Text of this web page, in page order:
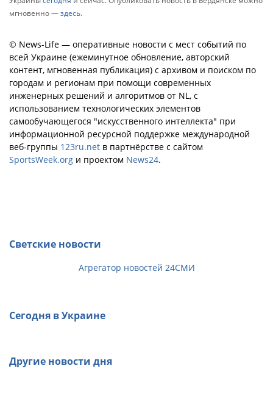
мгновенно —здесь.
© News-Life — оперативные новости с мест событий по
всей Украине (ежеминутное обновление, авторский
контент, мгновенная публикация) с архивом и поиском по
городам и регионам при помощи современных
инженерных решений и алгоритмов от NL, с
использованием технологических элементов
самообучающегося "искусственного интеллекта" при
информационной ресурсной поддержке международной
веб-группы 123ru.net в партнёрстве с сайтом
SportsWeek.org и проектом News24.
Светские новости
Агрегатор новостей 24СМИ
Сегодня в Украине
Другие новости дня